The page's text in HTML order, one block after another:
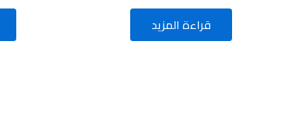
قراءة المزيد